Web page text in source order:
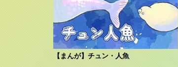
【まんが】チュン・人魚